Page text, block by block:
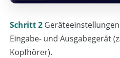
Schritt 2
Eingabe- und Ausgabegerät
Kopfhörer).